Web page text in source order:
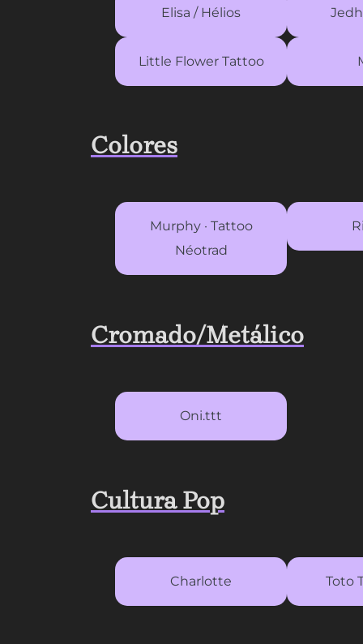
Elisa / Hélios
Little Flower Tattoo
Colores
Murphy · Tattoo
Néotrad
Cromado/Metálico
Oni.ttt
Cultura Pop
Charlotte Toto